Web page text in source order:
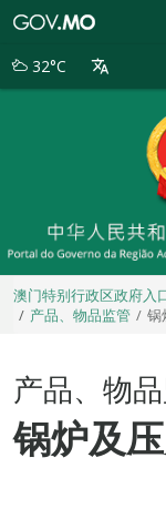
别
32°C
澳门特别行政区政府入
产品、物品监管
锅
产品、物
锅炉及